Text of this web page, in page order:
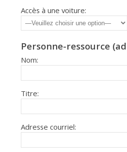
Accès à une voiture:
Personne-ressource
Nom:
Titre:
Adresse courriel: